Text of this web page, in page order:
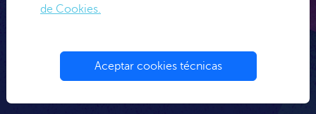
Español
de Cookies.
Aceptar cookies técnicas